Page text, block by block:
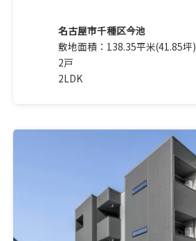
名古屋市千種区今池
敷地面積：138.35平米(41.85坪)
2戸
2LDK